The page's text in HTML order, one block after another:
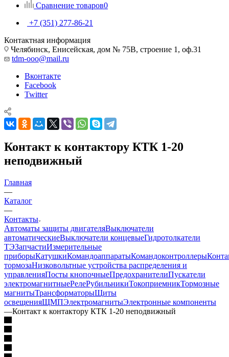
Сравнение товаров0
+7 (351) 277-86-21
Контактная информация
Челябинск, Енисейская, дом № 75В, строение 1, оф.31
tdm-ooo@mail.ru
Вконтакте
Facebook
Twitter
Контакт к контактору КТК 1-20
неподвижный
Главная
—
Каталог
—
Контакты
Автоматы защиты двигателяВыключатели
автоматическиеВыключатели концевыеГидротолкатели
ТЭЗапчастиИзмерительные
приборыКатушкиКомандоаппаратыКомандоконтроллеры
тормозаНизковольтные устройства распределения и
управленияПосты кнопочныеПредохранителиПускатели
электромагнитныеРелеРубильникиТокоприемникТормозные
магнитыТрансформаторыЩиты
освещенияЩМПЭлектромагнитыЭлектронные компоненты
—Контакт к контактору КТК 1-20 неподвижный